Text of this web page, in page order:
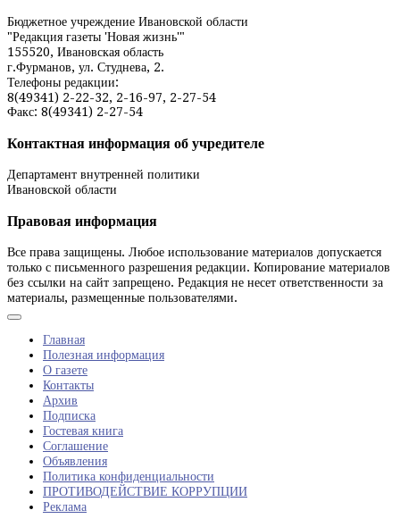
Бюджетное учреждение Ивановской области
"Редакция газеты 'Новая жизнь'"
155520, Ивановская область
г.Фурманов, ул. Студнева, 2.
Телефоны редакции:
8(49341) 2-22-32, 2-16-97, 2-27-54
Факс: 8(49341) 2-27-54
Контактная информация об учредителе
Департамент внутренней политики
Ивановской области
Правовая информация
Все права защищены. Любое использование материалов допускается
только с письменного разрешения редакции. Копирование материалов
без ссылки на сайт запрещено. Редакция не несет ответственности за
материалы, размещенные пользователями.
Главная
Полезная информация
О газете
Контакты
Архив
Подписка
Гостевая книга
Соглашение
Объявления
Политика конфиденциальности
ПРОТИВОДЕЙСТВИЕ КОРРУПЦИИ
Реклама